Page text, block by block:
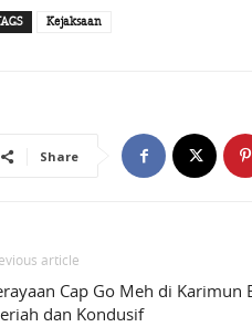
Kejaksaan
Share
article
Cap Go Meh di Karimun
dan Kondusif